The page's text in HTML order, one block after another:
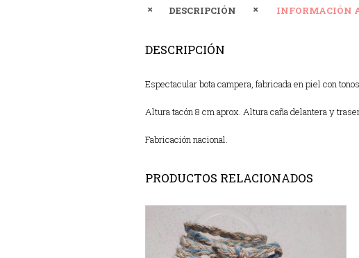
DESCRIPCIÓN INFORMACIÓN
DESCRIPCIÓN
Espectacular bota campera, fabricada en piel con
Altura tacón 8 cm aprox. Altura caña delantera y
Fabricación nacional.
PRODUCTOS RELACIONADOS